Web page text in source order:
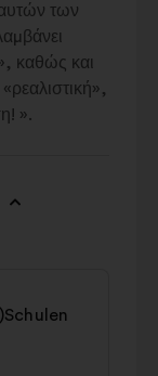
των
καθώς και
».